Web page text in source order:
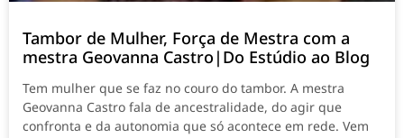
Tambor de Mulher, Força de Mestra com a
mestra Geovanna Castro|Do Estúdio ao Blog
Tem mulher que se faz no couro do tambor. A mestra
Geovanna Castro fala de ancestralidade, do agir que
confronta e da autonomia que só acontece em rede. Vem